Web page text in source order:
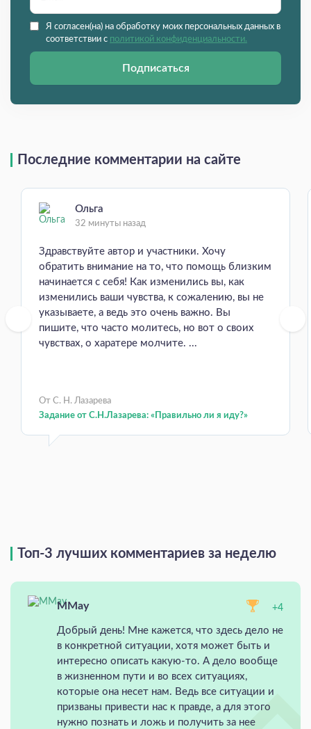
Я согласен(на) на обработку моих персональных данных в
соответствии с политикой конфиденциальности.
Подписаться
Последние комментарии на сайте
Ольга
32 минуты назад
Здравствуйте автор и участники. Хочу
обратить внимание на то, что помощь близким
начинается с себя! Как изменились вы, как
изменились ваши чувства, к сожалению, вы не
указываете, а ведь это очень важно. Вы
пишите, что часто молитесь, но вот о своих
чувствах, о харатере молчите. ...
От С. Н. Лазарева
Задание от С.Н.Лазарева: «Правильно ли я иду?»
Топ-3 лучших комментариев за неделю
MMay +4
Добрый день! Мне кажется, что здесь дело не
в конкретной ситуации, хотя может быть и
интересно описать какую-то. А дело вообще
в жизненном пути и во всех ситуациях,
которые она несет нам. Ведь все ситуации и
призваны привести нас к правде, а для этого
нужно познать и ложь и получить за нее